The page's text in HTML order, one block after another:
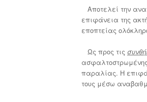
Αποτελεί την
επιφάνεια της
εποπτείας
Ως προς τις
παραλίας. Η
τους μέσω